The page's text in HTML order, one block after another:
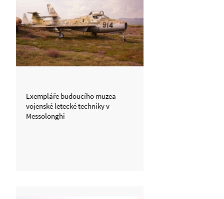
Exempláře budoucího muzea
vojenské letecké techniky v
Messolonghi